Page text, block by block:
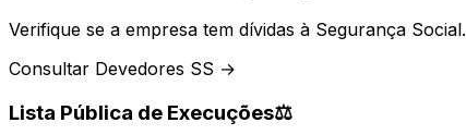
Verifique se a empresa tem dívidas à Segurança Social.
Consultar Devedores SS →
Lista Pública de Execuções⚖️